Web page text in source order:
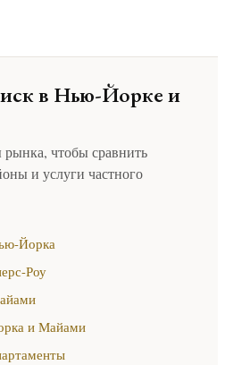
в Нью-Йорке и
рынка, чтобы сравнить
и услуги частного
Йорка
Роу
и Майами